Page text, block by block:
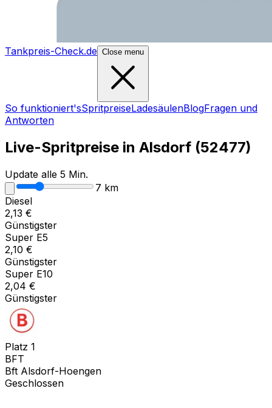
Tankpreis-Check.de Close menu
So funktioniert'sSpritpreiseLadesäulenBlogFragen und
Antworten
Live-Spritpreise in Alsdorf (52477)
Update alle 5 Min.
7 km
Diesel
2,13 €
Günstigster
Super E5
2,10 €
Günstigster
Super E10
2,04 €
Günstigster
Platz 1
BFT
Bft Alsdorf-Hoengen
Geschlossen